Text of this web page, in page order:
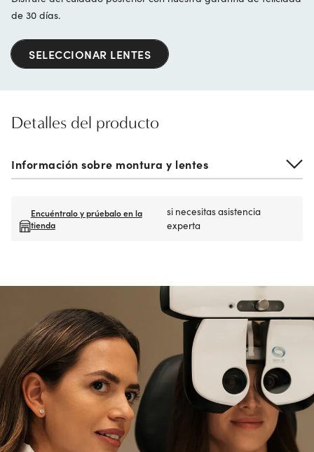
de 30 días.
SELECCIONAR LENTES
Detalles del producto
Información sobre montura y lentes
Encuéntralo y prúebalo en la
tienda
si necesitas asistencia
experta